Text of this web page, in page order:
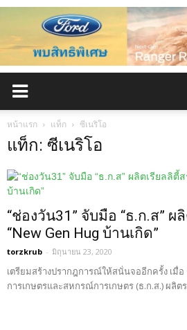
หน้าแรก แท็ก ซีเนริโอ
แท็ก: ซีเนริโอ
“ช่องวัน31” จับมือ “ธ.ก.ส”
“New Gen Hug บ้านเกิด”
torzkrub - มิถุนายน 23, 2020
เตรียมสร้างปรากฎการณ์ให้สนั่นจออีกครั้ง เมื่
การเกษตรและสหกรณ์การเกษตร (ธ.ก.ส.) ผลิต